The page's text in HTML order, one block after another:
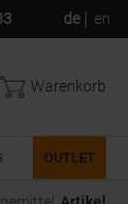
de en
Warenkorb
OUTLET